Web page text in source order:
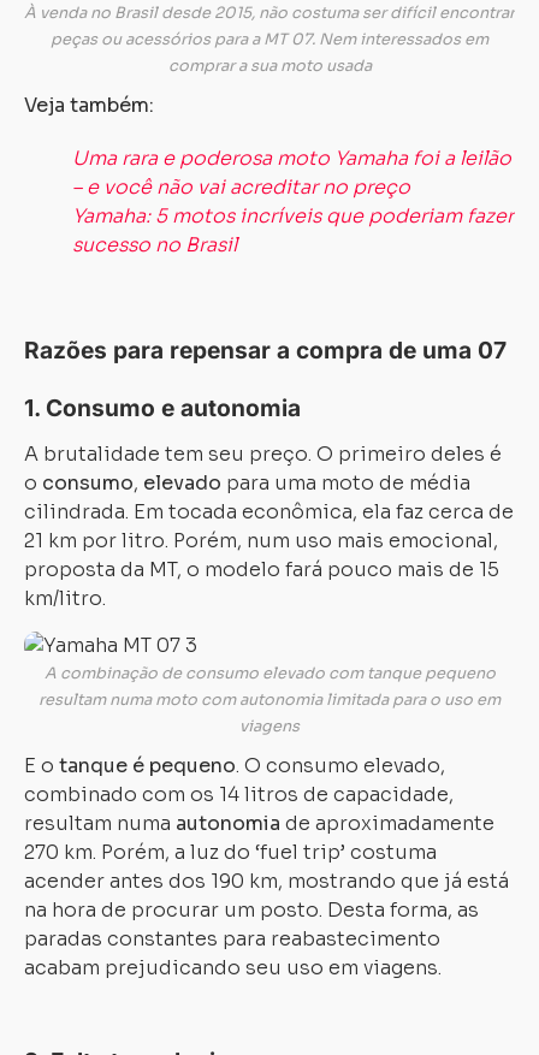
À venda no Brasil desde 2015, não costuma ser difícil encontrar
peças ou acessórios para a MT 07. Nem interessados em
comprar a sua moto usada
Veja também:
Uma rara e poderosa moto Yamaha foi a leilão
– e você não vai acreditar no preço
Yamaha: 5 motos incríveis que poderiam fazer
sucesso no Brasil
Razões para repensar a compra de uma 07
1. Consumo e autonomia
A brutalidade tem seu preço. O primeiro deles é
o consumo, elevado para uma moto de média
cilindrada. Em tocada econômica, ela faz cerca de
21 km por litro. Porém, num uso mais emocional,
proposta da MT, o modelo fará pouco mais de 15
km/litro.
A combinação de consumo elevado com tanque pequeno
resultam numa moto com autonomia limitada para o uso em
viagens
E o tanque é pequeno. O consumo elevado,
combinado com os 14 litros de capacidade,
resultam numa autonomia de aproximadamente
270 km. Porém, a luz do ‘fuel trip’ costuma
acender antes dos 190 km, mostrando que já está
na hora de procurar um posto. Desta forma, as
paradas constantes para reabastecimento
acabam prejudicando seu uso em viagens.